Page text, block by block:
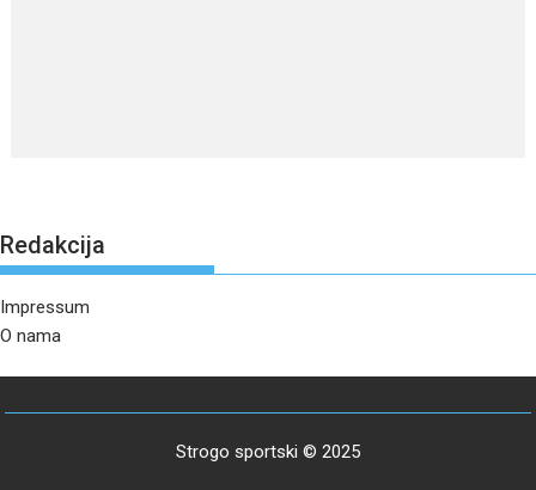
Redakcija
Impressum
O nama
Strogo sportski © 2025